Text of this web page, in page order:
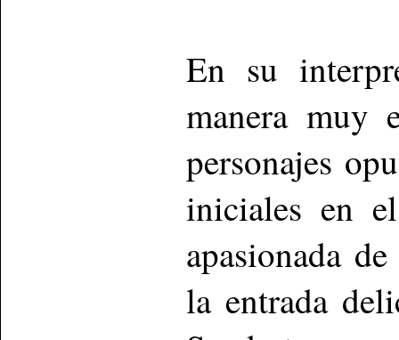
En su
manera muy
personajes
iniciales en
apasionada
la entrada